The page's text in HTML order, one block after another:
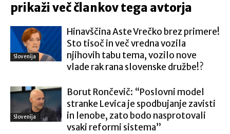
prikaži več člankov tega avtorja
Slovenija
Hinavščina Aste Vrečko brez primere!
Sto tisoč in več vredna vozila
njihovih tabu tema, vozilo nove
vlade rak rana slovenske družbe!?
Slovenija
Borut Rončevič: “Poslovni model
stranke Levica je spodbujanje zavisti
in lenobe, zato bodo nasprotovali
vsaki reformi sistema”